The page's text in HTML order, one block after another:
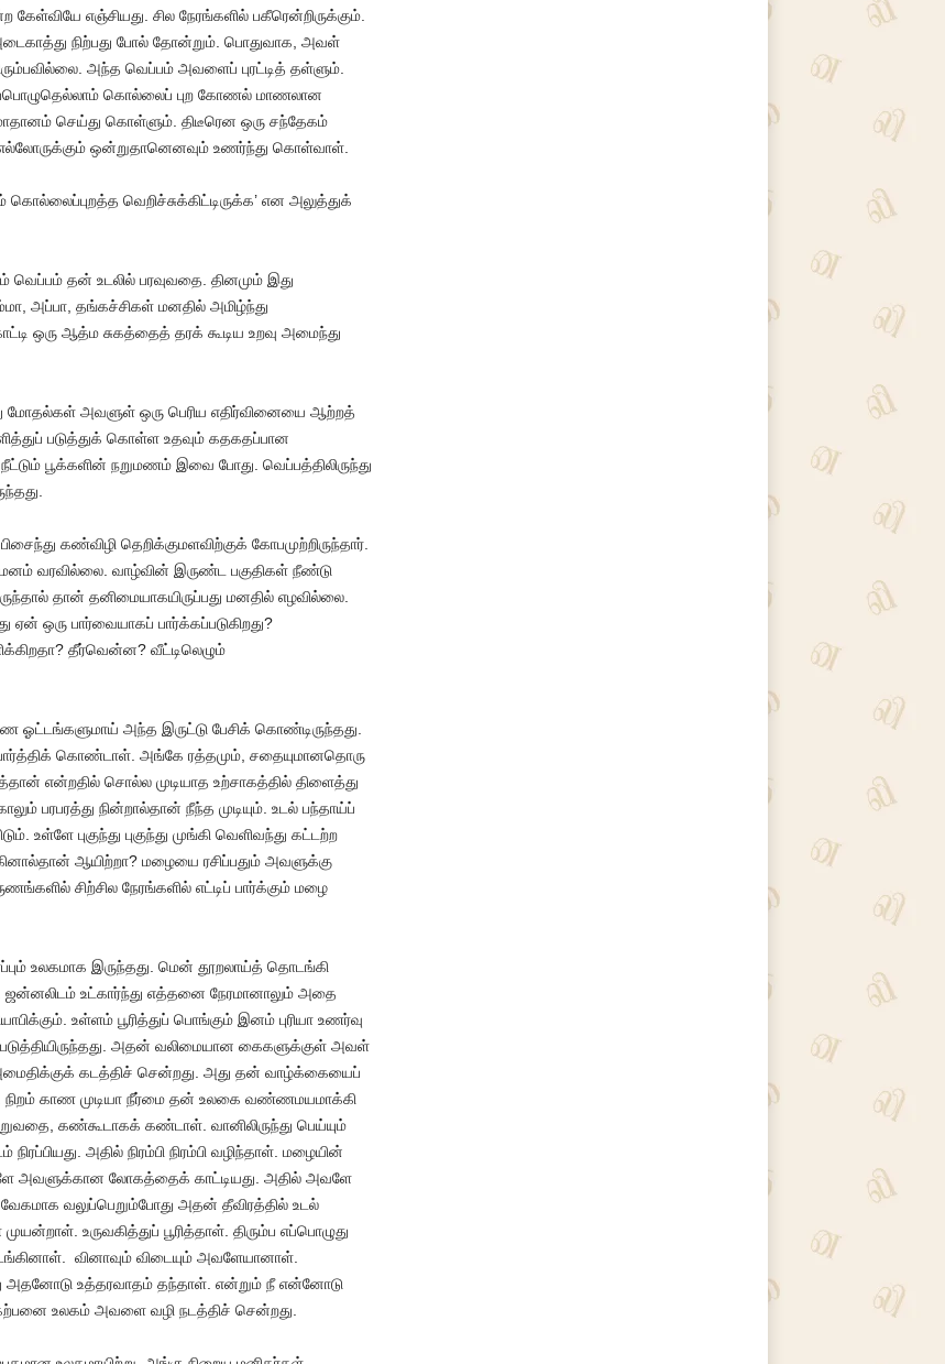
எஞ்சியது. சில நேரங்களில் பகீரென்றிருக்கும்.
நிற்பது போல் தோன்றும். பொதுவாக, அவள்
அந்த வெப்பம் அவளைப் புரட்டித் தள்ளும்.
அப்பொழுதெல்லாம் கொல்லைப் புற கோணல் மாணலான
செய்து கொள்ளும். திடீரென ஒரு சந்தேகம்
எல்லோருக்கும் ஒன்றுதானெனவும் உணர்ந்து கொள்வாள்.
வெறிச்சுக்கிட்டிருக்க’ என அலுத்துக்
தன் உடலில் பரவுவதை. தினமும் இது
அப்பா, தங்கச்சிகள் மனதில் அமிழ்ந்து
ஒரு ஆத்ம சுகத்தைத் தரக் கூடிய உறவு அமைந்து
மோதல்கள் அவளுள் ஒரு பெரிய எதிர்வினையை ஆற்றத்
படுத்துக் கொள்ள உதவும் கதகதப்பான
பூக்களின் நறுமணம் இவை போது. வெப்பத்திலிருந்து
கண்விழி தெறிக்குமளவிற்குக் கோபமுற்றிருந்தார்.
வரவில்லை. வாழ்வின் இருண்ட பகுதிகள் நீண்டு
தான் தனிமையாகயிருப்பது மனதில் எழவில்லை.
ஏன் ஒரு பார்வையாகப் பார்க்கப்படுகிறது?
தீர்வென்ன? வீட்டிலெழும்
ஓட்டங்களுமாய் அந்த இருட்டு பேசிக் கொண்டிருந்தது.
கொண்டாள். அங்கே ரத்தமும், சதையுமானதொரு
என்றதில் சொல்ல முடியாத உற்சாகத்தில் திளைத்து
பரபரத்து நின்றால்தான் நீந்த முடியும். உடல் பந்தாய்ப்
புகுந்து புகுந்து முங்கி வெளிவந்து கட்டற்ற
ஆயிற்றா? மழையை ரசிப்பதும் அவளுக்கு
சிற்சில நேரங்களில் எட்டிப் பார்க்கும் மழை
உலகமாக இருந்தது. மென் தூறலாய்த் தொடங்கி
உட்கார்ந்து எத்தனை நேரமானாலும் அதை
உள்ளம் பூரித்துப் பொங்கும் இனம் புரியா உணர்வு
அதன் வலிமையான கைகளுக்குள் அவள்
கடத்திச் சென்றது. அது தன் வாழ்க்கையைப்
நிறம் காண முடியா நீர்மை தன் உலகை வண்ணமயமாக்கி
கண்கூடாகக் கண்டாள். வானிலிருந்து பெய்யும்
அதில் நிரம்பி நிரம்பி வழிந்தாள். மழையின்
அவளுக்கான லோகத்தைக் காட்டியது. அதில் அவளே
வலுப்பெறும்போது அதன் தீவிரத்தில் உடல்
உருவகித்துப் பூரித்தாள். திரும்ப எப்பொழுது
வினாவும் விடையும் அவளேயானாள்.
அதனோடு உத்தரவாதம் தந்தாள். என்றும் நீ என்னோடு
உலகம் அவளை வழி நடத்திச் சென்றது.